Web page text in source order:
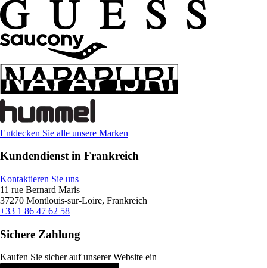
Entdecken Sie alle unsere Marken
Kundendienst in Frankreich
Kontaktieren Sie uns
11 rue Bernard Maris
37270 Montlouis-sur-Loire, Frankreich
+33 1 86 47 62 58
Sichere Zahlung
Kaufen Sie sicher auf unserer Website ein